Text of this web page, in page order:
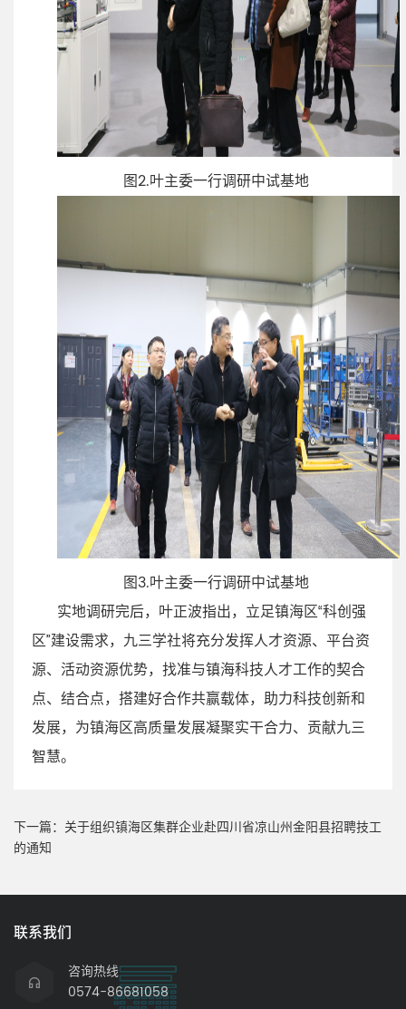
图2.叶主委一行调研中试基地
图3.叶主委一行调研中试基地
实地调研完后，叶正波指出，立足镇海区“科创强
区”建设需求，九三学社将充分发挥人才资源、平台资
源、活动资源优势，找准与镇海科技人才工作的契合
点、结合点，搭建好合作共赢载体，助力科技创新和
发展，为镇海区高质量发展凝聚实干合力、贡献九三
智慧。
下一篇： 关于组织镇海区集群企业赴四川省凉山州金阳县招聘技工
的通知
联系我们
咨询热线
0574-86681058